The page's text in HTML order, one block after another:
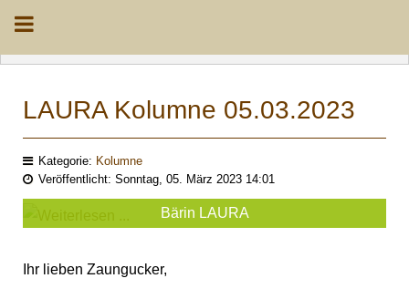
LAURA Kolumne 05.03.2023
Kategorie: Kolumne
Veröffentlicht: Sonntag, 05. März 2023 14:01
Bärin LAURA
Ihr lieben Zaungucker,